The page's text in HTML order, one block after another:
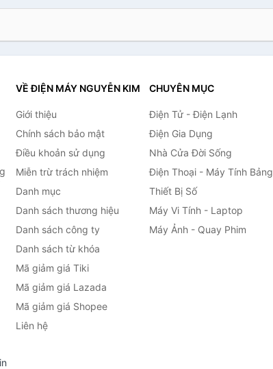
VỀ ĐIỆN MÁY NGUYỄN KIM
Giới thiệu
Chính sách bảo mật
Điều khoản sử dụng
Miễn trừ trách nhiệm
Danh mục
Danh sách thương hiệu
Danh sách công ty
Danh sách từ khóa
Mã giảm giá Tiki
Mã giảm giá Lazada
Mã giảm giá Shopee
Liên hệ
CHUYÊN MỤC
Điện Tử - Điện Lạnh
Điện Gia Dụng
Nhà Cửa Đời Sống
Điện Thoại - Máy Tính Bảng
Thiết Bị Số
Máy Vi Tính - Laptop
Máy Ảnh - Quay Phim